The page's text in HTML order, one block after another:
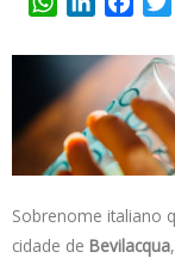
a
t
s
A
p
n
e
d
I
c
e
b
o
o
i
t
Sobrenome italiano
cidade de Bevilacqua